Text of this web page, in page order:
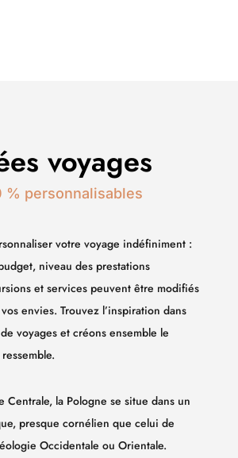
voyages
% personnalisables
votre voyage indéfiniment :
niveau des prestations
et services peuvent être modifiés
envies. Trouvez l’inspiration dans
voyages et créons ensemble le
Centrale, la Pologne se situe dans un
presque cornélien que celui de
Occidentale ou Orientale.